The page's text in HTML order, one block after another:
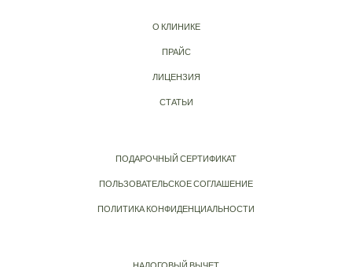
О КЛИНИКЕ
ПРАЙС
ЛИЦЕНЗИЯ
СТАТЬИ
ПОДАРОЧНЫЙ СЕРТИФИКАТ
ПОЛЬЗОВАТЕЛЬСКОЕ СОГЛАШЕНИЕ
ПОЛИТИКА КОНФИДЕНЦИАЛЬНОСТИ